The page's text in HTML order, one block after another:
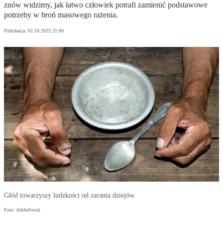
znów widzimy, jak łatwo człowiek potrafi zamienić podstawowe
potrzeby w broń masowego rażenia.
Publikacja: 02.10.2025 21:00
Głód towarzyszy ludzkości od zarania dziejów.
Foto: AdobeStock